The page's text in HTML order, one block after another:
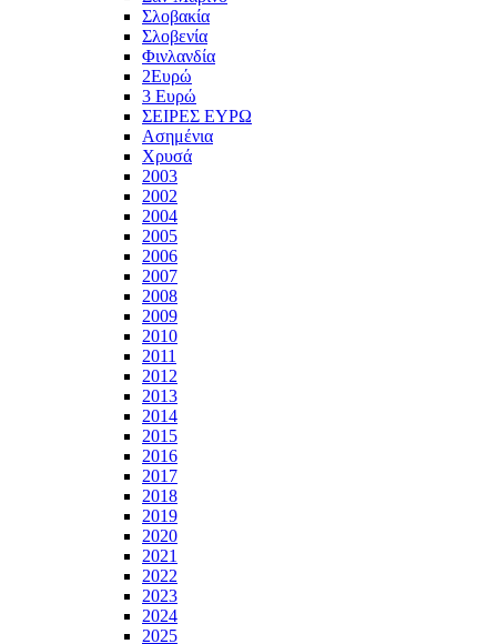
Σλοβακία
Σλοβενία
Φινλανδία
2Ευρώ
3 Ευρώ
ΣΕΙΡΕΣ ΕΥΡΩ
Ασημένια
Χρυσά
2003
2002
2004
2005
2006
2007
2008
2009
2010
2011
2012
2013
2014
2015
2016
2017
2018
2019
2020
2021
2022
2023
2024
2025